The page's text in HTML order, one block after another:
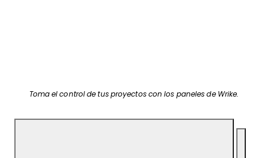
Toma el control de tus proyectos con los paneles de Wrike.